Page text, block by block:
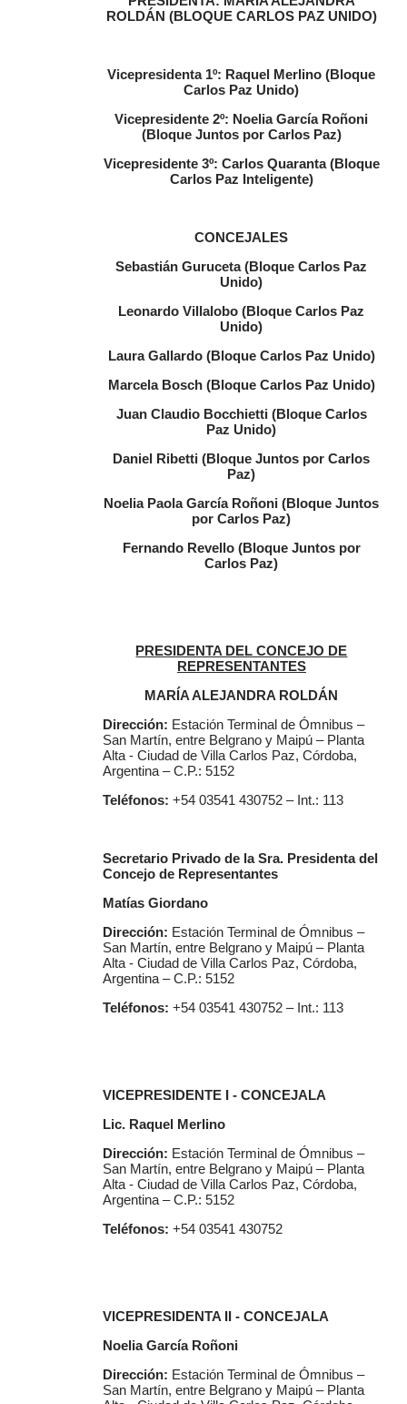
ROLDÁN (BLOQUE CARLOS PAZ UNIDO)
Vicepresidenta 1º: Raquel Merlino (Bloque
Carlos Paz Unido)
Vicepresidente 2º: Noelia García Roñoni
(Bloque Juntos por Carlos Paz)
Vicepresidente 3º: Carlos Quaranta (Bloque
Carlos Paz Inteligente)
CONCEJALES
Sebastián Guruceta (Bloque Carlos Paz
Unido)
Leonardo Villalobo (Bloque Carlos Paz
Unido)
Laura Gallardo (Bloque Carlos Paz Unido)
Marcela Bosch (Bloque Carlos Paz Unido)
Juan Claudio Bocchietti (Bloque Carlos
Paz Unido)
Daniel Ribetti (Bloque Juntos por Carlos
Paz)
Noelia Paola García Roñoni (Bloque Juntos
por Carlos Paz)
Fernando Revello (Bloque Juntos por
Carlos Paz)
PRESIDENTA DEL CONCEJO DE
REPRESENTANTES
MARÍA ALEJANDRA ROLDÁN
Dirección: Estación Terminal de Ómnibus –
San Martín, entre Belgrano y Maipú – Planta
Alta - Ciudad de Villa Carlos Paz, Córdoba,
Argentina – C.P.: 5152
Teléfonos:+54 03541 430752 – Int.: 113
Secretario Privado de la Sra. Presidenta del
Concejo de Representantes
Matías Giordano
Dirección: Estación Terminal de Ómnibus –
San Martín, entre Belgrano y Maipú – Planta
Alta - Ciudad de Villa Carlos Paz, Córdoba,
Argentina – C.P.: 5152
Teléfonos:+54 03541 430752 – Int.: 113
VICEPRESIDENTE I - CONCEJALA
Lic. Raquel Merlino
Dirección: Estación Terminal de Ómnibus –
San Martín, entre Belgrano y Maipú – Planta
Alta - Ciudad de Villa Carlos Paz, Córdoba,
Argentina – C.P.: 5152
Teléfonos:+54 03541 430752
VICEPRESIDENTA II - CONCEJALA
Noelia García Roñoni
Dirección: Estación Terminal de Ómnibus –
San Martín, entre Belgrano y Maipú – Planta